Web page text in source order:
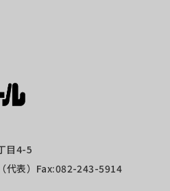
目4-5
（代表）Fax:082-243-5914